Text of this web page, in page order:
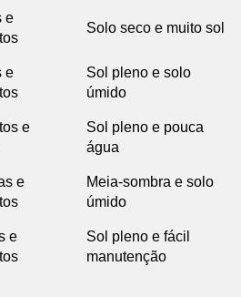
e
Solo seco e muito sol
e
Sol pleno e solo
úmido
e
Sol pleno e pouca
água
e
Meia-sombra e solo
úmido
e
Sol pleno e fácil
manutenção